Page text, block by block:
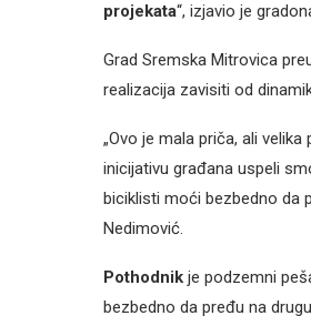
projekata“, izjavio je
Grad Sremska Mitrovica
realizacija zavisiti od
„Ovo je mala priča, ali
inicijativu građana uspeli
biciklisti moći bezbedno da
Nedimović.
Pothodnikje podzemni
bezbedno da pređu na